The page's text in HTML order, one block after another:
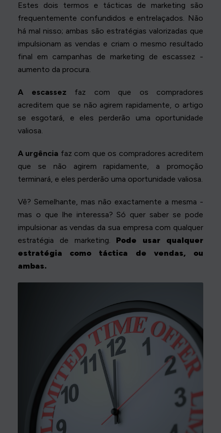
Estes dois termos e tácticas de marketing são
frequentemente confundidos e entrelaçados. Não
há mal nisso; ambas são estratégias valorizadas que
impulsionam as vendas e criam o mesmo resultado
final em campanhas de marketing de escassez -
aumento da procura.
A escassez faz com que os compradores
acreditem que se não agirem rapidamente, o artigo
se esgotará, e eles perderão uma oportunidade
valiosa.
A urgência faz com que os compradores acreditem
que se não agirem rapidamente, a promoção
terminará, e eles perderão uma oportunidade valiosa.
Vê? Semelhante, mas não exactamente a mesma -
mas o que lhe interessa? Só quer saber se pode
impulsionar as vendas da sua empresa com qualquer
estratégia de marketing. Pode usar qualquer
estratégia como táctica de vendas, ou
ambas.